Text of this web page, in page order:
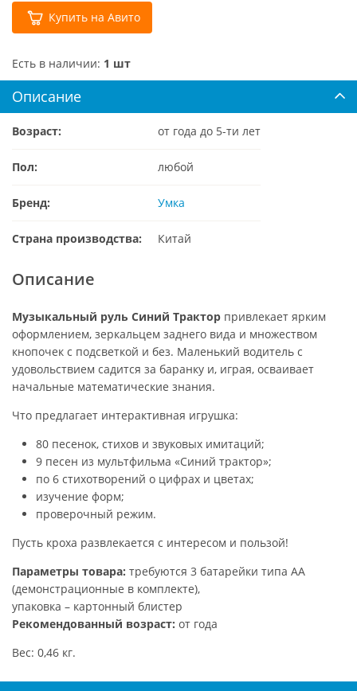
Купить на Авито
Есть в наличии: 1 шт
Описание
Возраст: от года до 5-ти лет
Пол: любой
Бренд: Умка
Страна производства: Китай
Описание
Музыкальный руль Синий Трактор привлекает ярким
оформлением, зеркальцем заднего вида и множеством
кнопочек с подсветкой и без. Маленький водитель с
удовольствием садится за баранку и, играя, осваивает
начальные математические знания.
Что предлагает интерактивная игрушка:
80 песенок, стихов и звуковых имитаций;
9 песен из мультфильма «Синий трактор»;
по 6 стихотворений о цифрах и цветах;
изучение форм;
проверочный режим.
Пусть кроха развлекается с интересом и пользой!
Параметры товара: требуются 3 батарейки типа АА
(демонстрационные в комплекте),
упаковка – картонный блистер
Рекомендованный возраст: от года
Вес: 0,46 кг.